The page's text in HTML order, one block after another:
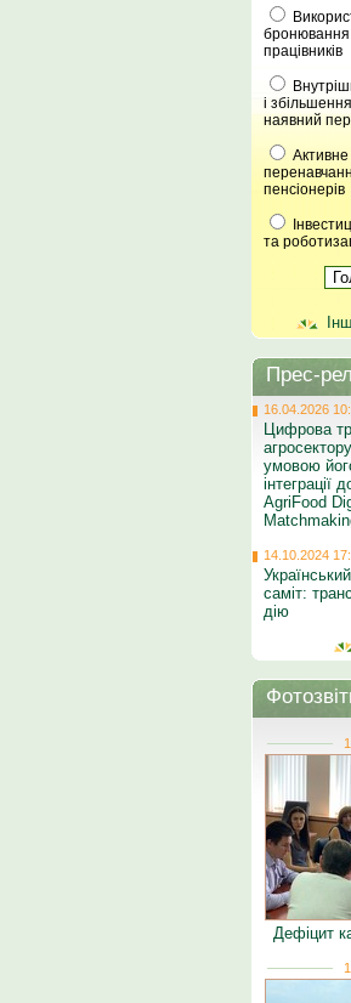
бронювання
працівників
і
наявний
пенсіонерів
та
Прес-
16.04.2026
Цифрова
умовою
AgriFood
14.10.2024
саміт:
дію
Дефіцит